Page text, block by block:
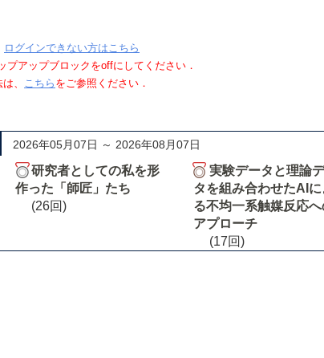
ログインできない方はこちら
アップブロックをoffにしてください．
、 こちら をご参照ください．
2026年05月07日 ～ 2026年08月07日
研究者としての私を形
作った「師匠」たち
(26回)
実験データと理論
タを組み合わせたAIに
る不均一系触媒反応へ
アプローチ
(17回)